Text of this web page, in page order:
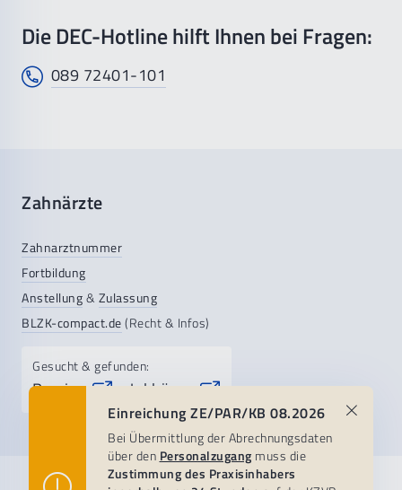
Einreichung ZE/PAR/KB 08.2026
Bei Übermittlung der Abrechnungsdaten
über den Personalzugang muss die
Zustimmung des Praxisinhabers
Die BEKV-Datei wird zunächst abgespeichert,
wenn Internetzugang und Abrechnungsprogramm
einem anderen Rechner installiert ist.
Dann Datei anklicken, „Speichern/Speichern
unter“ und den Speicherort wählen.
Das Abrechnungsprogramm starten und die
kpr-Datei über die entsprechende
Programmfunktion des Software-Anbieters vom
Speicherort einlesen.
Die DEC-Hotline hilft Ihnen bei Fragen:
089 72401-101
Zahnärzte
Zahnarztnummer
Fortbildung
Anstellung& Zulassung
BLZK-compact.de(Recht & Infos)
Gesucht & gefunden:
Praxis- Jobbörse